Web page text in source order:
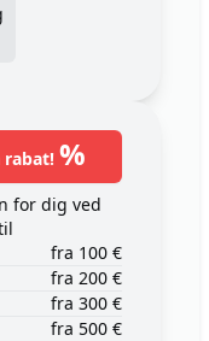
rabat! %
for dig ved
fra 100 €
fra 200 €
fra 300 €
fra 500 €